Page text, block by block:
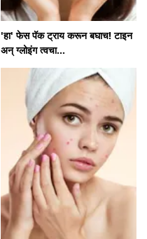
'हा' फेस पॅक ट्राय करून बघाच! टाइन
अन् ग्लोइंग त्वचा...